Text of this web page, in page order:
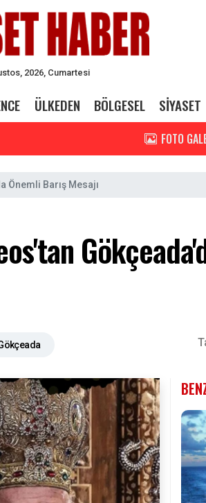
2026, Cumartesi
ÜLKEDEN BÖLGESEL SİYASET
FOTO
Barış Mesajı
cemaati
haberleri